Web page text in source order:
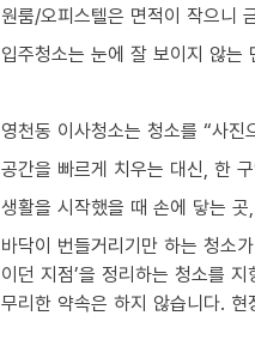
원룸/오피스텔은 면적이 작으니
입주청소는 눈에 잘 보이지 않는
영천동 이사청소는 청소를 “사
공간을 빠르게 치우는 대신, 한
생활을 시작했을 때 손에 닿는
바닥이 번들거리기만 하는 청소
이던 지점’을 정리하는 청소를 지
무리한 약속은 하지 않습니다.